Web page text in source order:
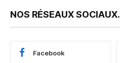
NOS RÉSEAUX SOCIAUX.
Facebook